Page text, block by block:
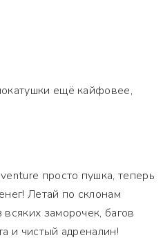
ещё кайфовее,
просто пушка, теперь
Летай по склонам
заморочек, багов
и чистый адреналин!